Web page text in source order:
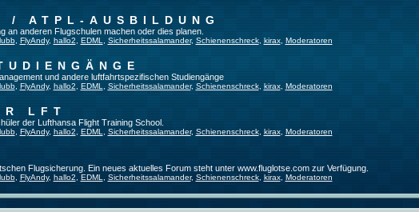
/ ATPL-AUSBILDUNG
an anderen Flugschulen machen oder dies planen.
, FlyAndy, hallo2 EDML Sicherheitssalamander, Schienenschreck, kirax, Moderatoren
und andere luftfahrtspezifischen Studiengänge
, FlyAndy, hallo2 EDML Sicherheitssalamander, Schienenschreck, kirax, Moderatoren
LFT
der Lufthansa Flight Training School.
, FlyAndy, hallo2 EDML Sicherheitssalamander, Schienenschreck, kirax, Moderatoren
Flugsicherung. Ein neues aktuelles Forum steht unter www.fluglotse.com zur Verfügung.
, FlyAndy, hallo2 EDML Sicherheitssalamander, Schienenschreck, kirax, Moderatoren